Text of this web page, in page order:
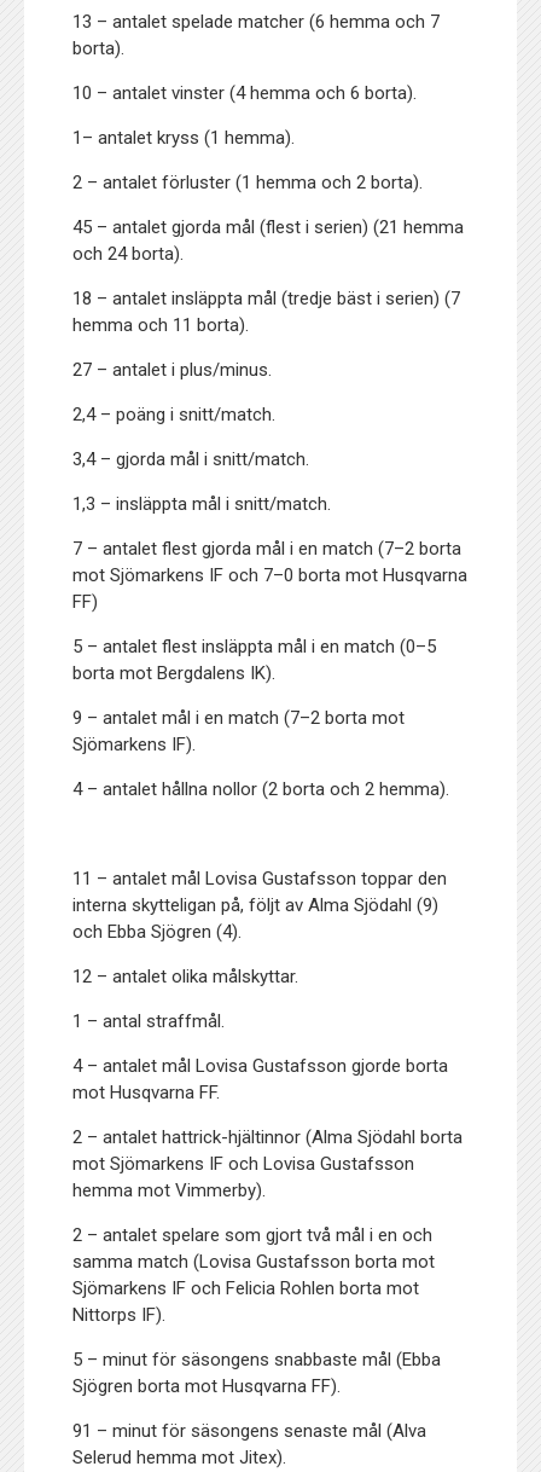
13 – antalet spelade matcher (6 hemma och 7
borta).
10 – antalet vinster (4 hemma och 6 borta).
1– antalet kryss (1 hemma).
2 – antalet förluster (1 hemma och 2 borta).
45 – antalet gjorda mål (flest i serien) (21 hemma
och 24 borta).
18 – antalet insläppta mål (tredje bäst i serien) (7
hemma och 11 borta).
27 – antalet i plus/minus.
2,4 – poäng i snitt/match.
3,4 – gjorda mål i snitt/match.
1,3 – insläppta mål i snitt/match.
7 – antalet flest gjorda mål i en match (7–2 borta
mot Sjömarkens IF och 7–0 borta mot Husqvarna
FF)
5 – antalet flest insläppta mål i en match (0–5
borta mot Bergdalens IK).
9 – antalet mål i en match (7–2 borta mot
Sjömarkens IF).
4 – antalet hållna nollor (2 borta och 2 hemma).
11 – antalet mål Lovisa Gustafsson toppar den
interna skytteligan på, följt av Alma Sjödahl (9)
och Ebba Sjögren (4).
12 – antalet olika målskyttar.
1 – antal straffmål.
4 – antalet mål Lovisa Gustafsson gjorde borta
mot Husqvarna FF.
2 – antalet hattrick-hjältinnor (Alma Sjödahl borta
mot Sjömarkens IF och Lovisa Gustafsson
hemma mot Vimmerby).
2 – antalet spelare som gjort två mål i en och
samma match (Lovisa Gustafsson borta mot
Sjömarkens IF och Felicia Rohlen borta mot
Nittorps IF).
5 – minut för säsongens snabbaste mål (Ebba
Sjögren borta mot Husqvarna FF).
91 – minut för säsongens senaste mål (Alva
Selerud hemma mot Jitex).